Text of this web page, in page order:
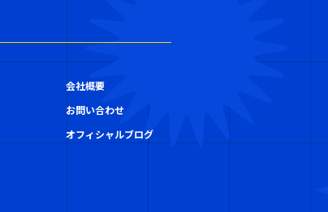
会社概要
お問い合わせ
オフィシャルブログ